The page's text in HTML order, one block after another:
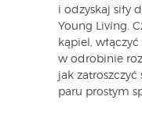
i odzyskaj siły
Young Living.
kąpiel,
w odrobinie
jak
paru prostym